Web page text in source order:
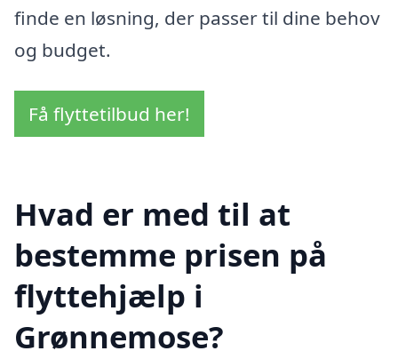
finde en løsning, der passer til dine behov
og budget.
Få flyttetilbud her!
Hvad er med til at
bestemme prisen på
flyttehjælp i
Grønnemose?